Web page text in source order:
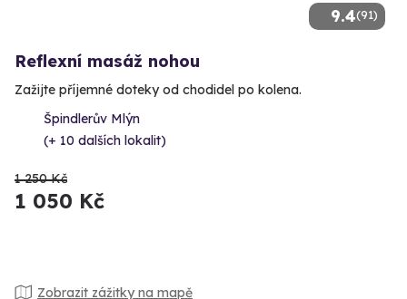
9.4(91)
Reflexní masáž nohou
Zažijte příjemné doteky od chodidel po kolena.
Špindlerův Mlýn
(+ 10 dalších lokalit)
1 250 Kč
1 050 Kč
Zobrazit zážitky na mapě